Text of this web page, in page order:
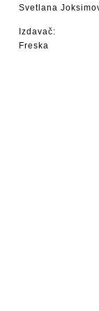
Svetlana
Izdavač:
Freska